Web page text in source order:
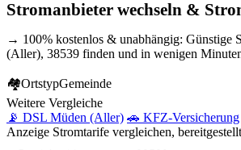
Stromanbieter wechseln &
→ 100% kostenlos & unabhängig: Günstige
(Aller), 38539 finden und in wenigen
🏘OrtstypGemeinde
Weitere Vergleiche
📡 DSL Müden (Aller) 🚗 KFZ-Versicherung
Anzeige Stromtarife vergleichen,